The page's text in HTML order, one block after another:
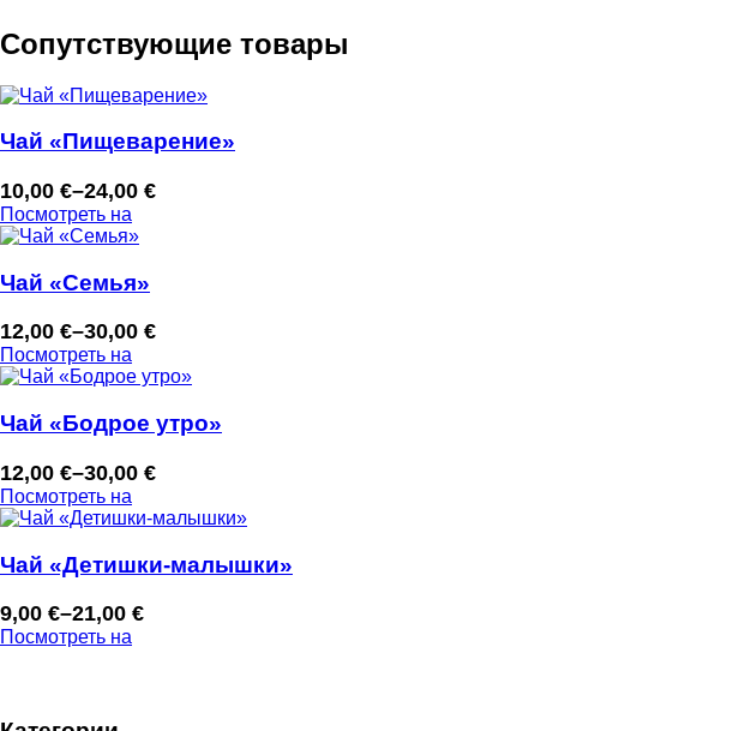
Сопутствующие товары
Чай «Пищеварение»
10,00 €–24,00 €
Диапазон
цен:
–
Посмотреть на
Чай «Семья»
12,00 €–30,00 €
Диапазон
цен:
–
Посмотреть на
Чай «Бодрое утро»
12,00 €–30,00 €
Диапазон
цен:
–
Посмотреть на
Чай «Детишки-малышки»
9,00 €–21,00 €
Диапазон
цен:
Посмотреть на